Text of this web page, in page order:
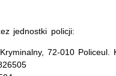
jednostki policji:
72-010 Policeul.